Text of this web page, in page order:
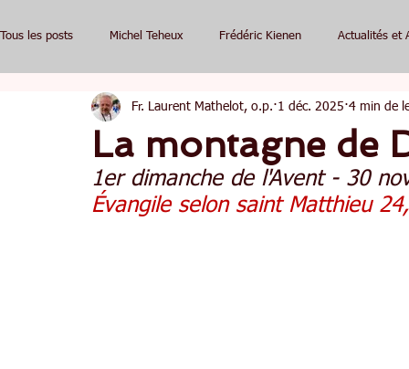
Tous les posts Michel Teheux Frédéric Kienen Actualités et
La montagne de
Fr. Laurent Mathelot, o.p. 1 déc. 2025 4 min de
1er dimanche de l'Avent - 30
Évangile selon saint Matthieu